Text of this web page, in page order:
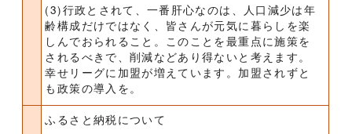
(3)行政とされて、一番肝心なのは、人口減少は年
齢構成だけではなく、皆さんが元気に暮らしを楽
しんでおられること。このことを最重点に施策を
されるべきで、削減などあり得ないと考えます。
幸せリーグに加盟が増えています。加盟されずと
も政策の導入を。
ふるさと納税について